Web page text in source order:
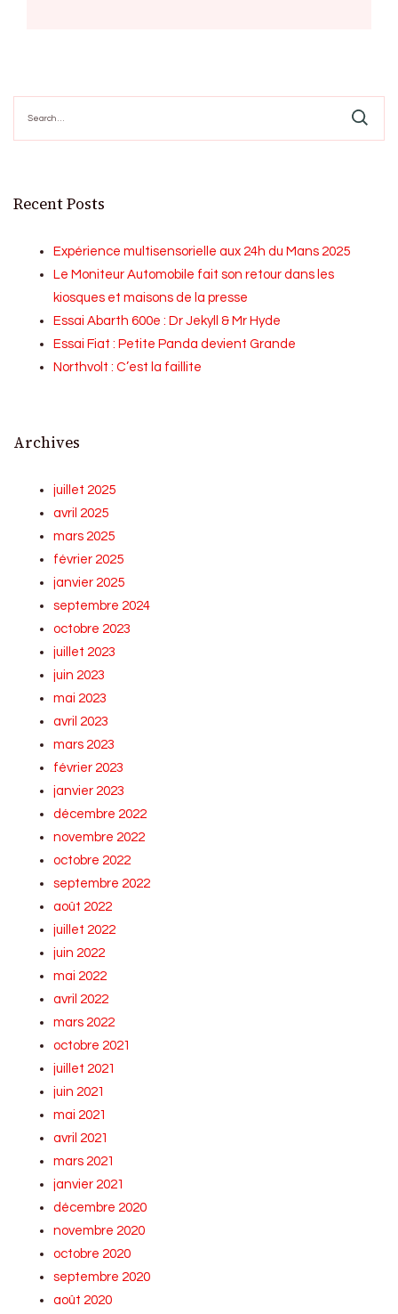
for:
Recent Posts
Expérience multisensorielle aux 24h du Mans 2025
Le Moniteur Automobile fait son retour dans les
kiosques et maisons de la presse
Essai Abarth 600e : Dr Jekyll & Mr Hyde
Essai Fiat : Petite Panda devient Grande
Northvolt : C’est la faillite
Archives
juillet 2025
avril 2025
mars 2025
février 2025
janvier 2025
septembre 2024
octobre 2023
juillet 2023
juin 2023
mai 2023
avril 2023
mars 2023
février 2023
janvier 2023
décembre 2022
novembre 2022
octobre 2022
septembre 2022
août 2022
juillet 2022
juin 2022
mai 2022
avril 2022
mars 2022
octobre 2021
juillet 2021
juin 2021
mai 2021
avril 2021
mars 2021
janvier 2021
décembre 2020
novembre 2020
octobre 2020
septembre 2020
août 2020